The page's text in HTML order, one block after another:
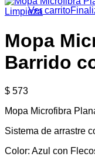
Ver carrito
Limpieza
Mopa
Barrido
$ 573
Mopa Microfibra
Sistema de arrastre
Color: Azul con